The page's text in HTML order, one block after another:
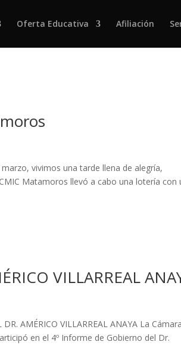
Oferta Educativa Afiliación
vivimos una tarde llena de alegría,
Matamoros llevó a cabo una lotería con
VILLARREAL
AMÉRICO VILLARREAL ANAYA La
en el 4º Informe de Gobierno del Dr.